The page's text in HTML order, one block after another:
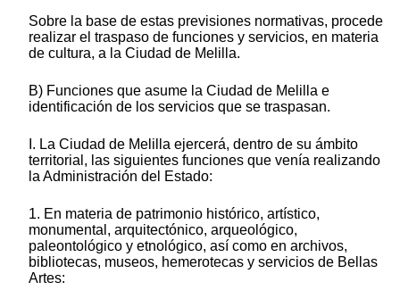
Sobre la base de estas previsiones normativas, procede
realizar el traspaso de funciones y servicios, en materia
de cultura, a la Ciudad de Melilla.
B) Funciones que asume la Ciudad de Melilla e
identificación de los servicios que se traspasan.
I. La Ciudad de Melilla ejercerá, dentro de su ámbito
territorial, las siguientes funciones que venía realizando
la Administración del Estado:
1. En materia de patrimonio histórico, artístico,
monumental, arquitectónico, arqueológico,
paleontológico y etnológico, así como en archivos,
bibliotecas, museos, hemerotecas y servicios de Bellas
Artes: